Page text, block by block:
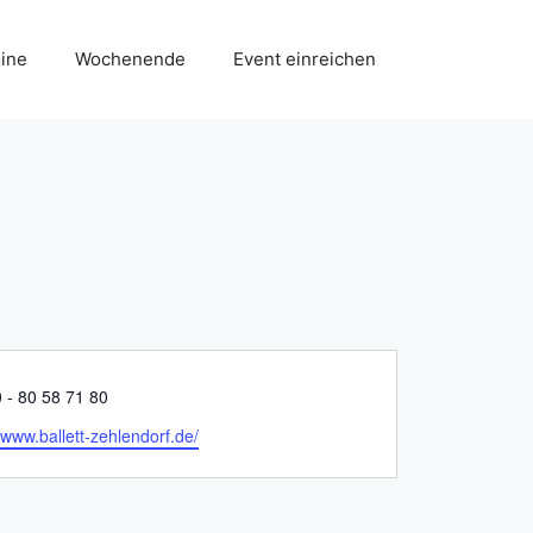
Wochenende Event einreichen
- 80 58 71 80
zehlendorf.de/